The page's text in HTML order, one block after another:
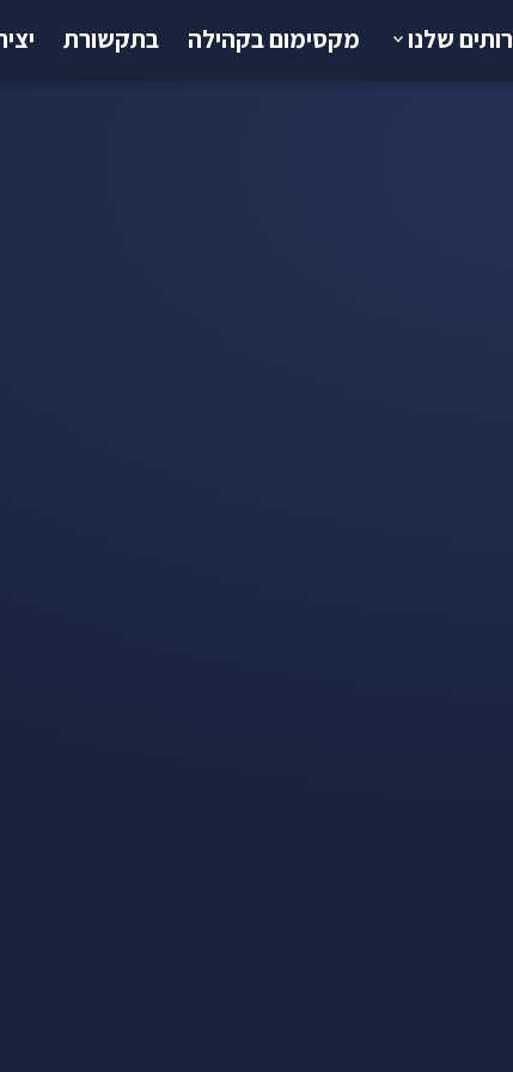
שלנו מקסימום בקהילה בתקשורת
עבודה: כמה משלמים
והביטוח הלאומי. פיתח שיטת עבודה ייחודית לניהול תיקים. ליווי